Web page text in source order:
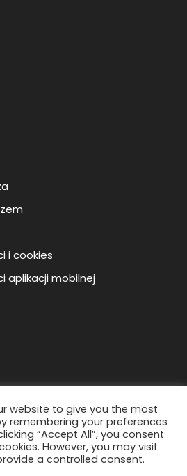
i cookies
aplikacji mobilnej
Regionalne Centrum
website to give you the most
remembering your preferences
“Accept All”, you consent
However, you may visit
a controlled consent.